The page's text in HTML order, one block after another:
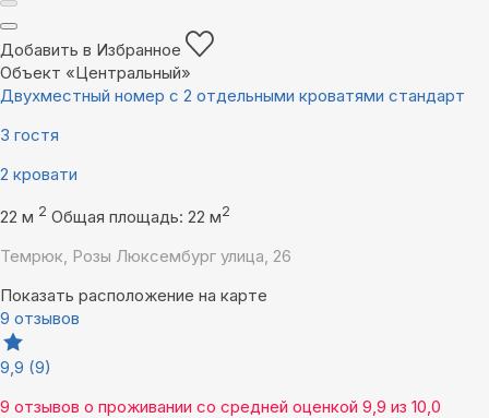
Добавить в Избранное
Объект «Центральный»
Двухместный номер с 2 отдельными кроватями стандарт
3 гостя
2 кровати
22 м 2 Общая площадь: 22 м2
Темрюк, Розы Люксембург улица, 26
Показать расположение на карте
9 отзывов
9,9 (9)
9 отзывов о проживании со средней оценкой 9,9 из 10,0